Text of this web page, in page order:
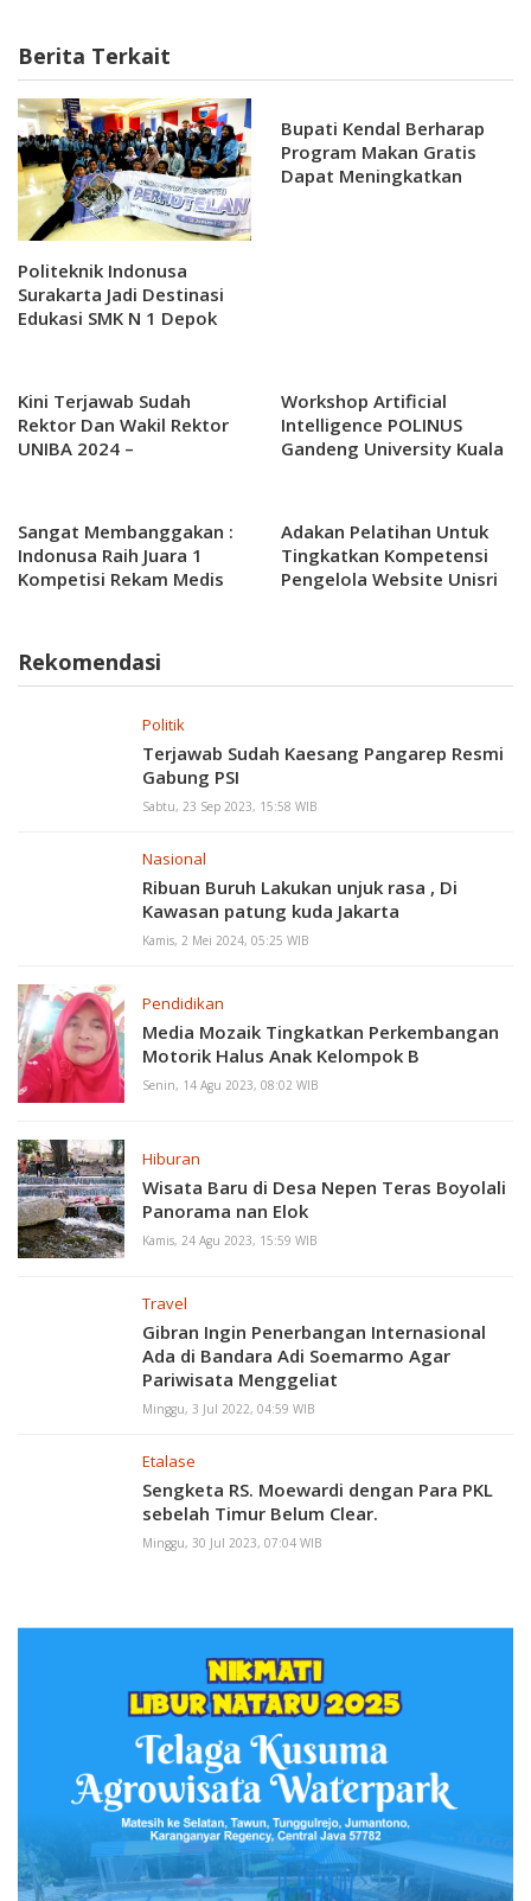
Berita Terkait
Politeknik Indonusa
Surakarta Jadi Destinasi
Edukasi SMK N 1 Depok
Bupati Kendal Berharap
Program Makan Gratis
Dapat Meningkatkan
Kini Terjawab Sudah
Rektor Dan Wakil Rektor
UNIBA 2024 –
Workshop Artificial
Intelligence POLINUS
Gandeng University Kuala
Sangat Membanggakan :
Indonusa Raih Juara 1
Kompetisi Rekam Medis
Adakan Pelatihan Untuk
Tingkatkan Kompetensi
Pengelola Website Unisri
Rekomendasi
Politik
Terjawab Sudah Kaesang Pangarep Resmi
Gabung PSI
Sabtu, 23 Sep 2023, 15:58 WIB
Nasional
Ribuan Buruh Lakukan unjuk rasa , Di
Kawasan patung kuda Jakarta
Kamis, 2 Mei 2024, 05:25 WIB
Pendidikan
Media Mozaik Tingkatkan Perkembangan
Motorik Halus Anak Kelompok B
Senin, 14 Agu 2023, 08:02 WIB
Hiburan
Wisata Baru di Desa Nepen Teras Boyolali
Panorama nan Elok
Kamis, 24 Agu 2023, 15:59 WIB
Travel
Gibran Ingin Penerbangan Internasional
Ada di Bandara Adi Soemarmo Agar
Pariwisata Menggeliat
Minggu, 3 Jul 2022, 04:59 WIB
Etalase
Sengketa RS. Moewardi dengan Para PKL
sebelah Timur Belum Clear.
Minggu, 30 Jul 2023, 07:04 WIB